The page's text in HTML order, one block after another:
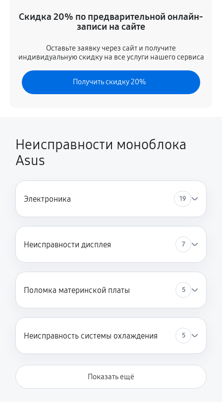
2160 руб 30 минут
Восстановление токопроводящих дорожек
1080 руб 60 минут
Настройка
Замена подсветки матрицы
480 руб
Замена / ремонт цепи питания
1080 руб 60 минут
2340 руб 30 минут
Замена системы охлаждения / кулера
Скидка 20% по предварительной онлайн-
записи на сайте
Оставьте заявку через сайт и получите
индивидуальную скидку на все услуги нашего сервиса
Получить скидку 20%
Неисправности моноблока
Asus
Электроника 19
Неисправности дисплея 7
Поломка материнской платы 5
Неисправность системы охлаждения 5
Показать ещё